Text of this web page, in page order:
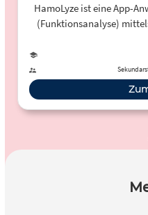
HamoLyze ist eine App-
(Funktionsanalyse)